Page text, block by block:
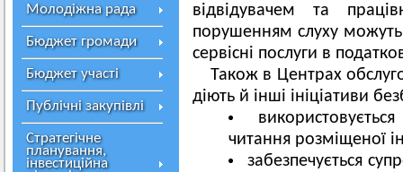
Молодіжна рада
Бюджет громади
Бюджет участі
Публічні закупівлі
Стратегічне
планування,
інвестиційна
відвідувачем та
порушенням слуху
сервісні послуги в
Також в Центрах
діють й інші ініціативи
читання розміщеної
забезпечується